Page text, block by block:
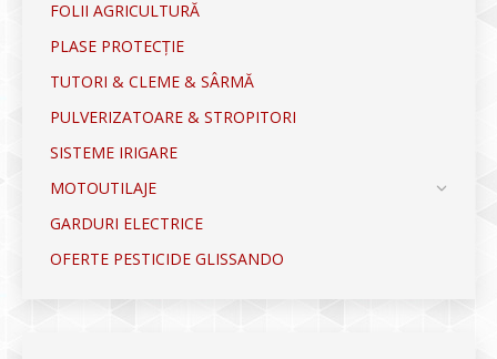
FOLII AGRICULTURĂ
PLASE PROTECȚIE
TUTORI & CLEME & SÂRMĂ
PULVERIZATOARE & STROPITORI
SISTEME IRIGARE
MOTOUTILAJE
GARDURI ELECTRICE
OFERTE PESTICIDE GLISSANDO